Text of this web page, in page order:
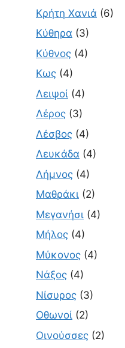
Κρήτη Χανιά (6)
Κύθηρα (3)
Κύθνος (4)
Κως (4)
Λειψοί (4)
Λέρος (3)
Λέσβος (4)
Λευκάδα (4)
Λήμνος (4)
Μαθράκι (2)
Μεγανήσι (4)
Μήλος (4)
Μύκονος (4)
Νάξος (4)
Νίσυρος (3)
Οθωνοί (2)
Οινούσσες (2)